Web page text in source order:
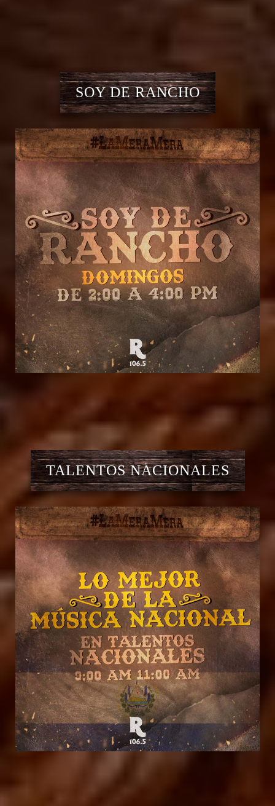
SOY DE RANCHO
TALENTOS NACIONALES